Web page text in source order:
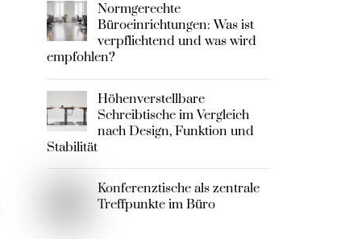
Normgerechte
Büroeinrichtungen: Was ist
verpflichtend und was wird
empfohlen?
Höhenverstellbare
Schreibtische im Vergleich
nach Design, Funktion und
Stabilität
Konferenztische als zentrale
Treffpunkte im Büro